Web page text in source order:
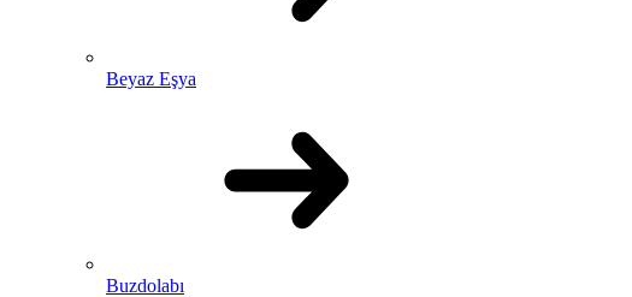
Beyaz Eşya
Buzdolabı